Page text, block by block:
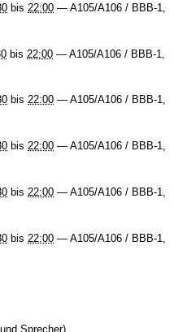
bis 22:00 —A105/A106 / BBB-1
bis 22:00 —A105/A106 / BBB-1
bis22:00 —A105/A106 / BBB-1,
bis22:00 —A105/A106 / BBB-1,
bis 22:00 —A105/A106 / BBB-1
bis 22:00 —A105/A106 / BBB-1
Sprecher)